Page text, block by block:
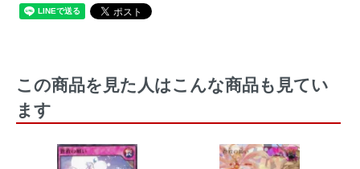
この商品を見た人はこんな商品も見てい
ます